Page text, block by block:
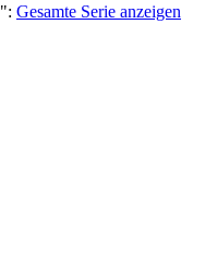
": Gesamte Serie anzeigen